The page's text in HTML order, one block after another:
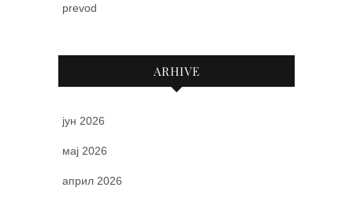
prevod
ARHIVE
јун 2026
мај 2026
април 2026